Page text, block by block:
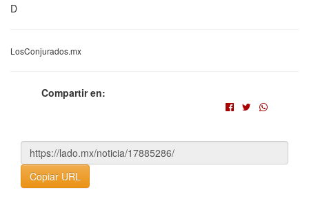
D
LosConjurados.mx
Compartir en:
Copiar URL